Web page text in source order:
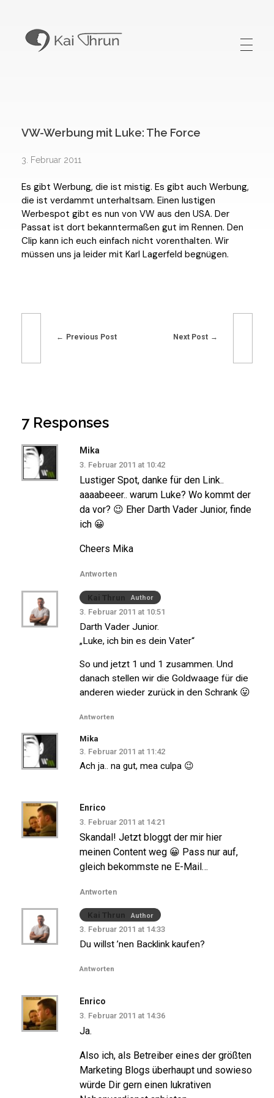
VW-Werbung mit Luke: The Force
3. Februar 2011
Es gibt Werbung, die ist mistig. Es gibt auch Werbung,
die ist verdammt unterhaltsam. Einen lustigen
Werbespot gibt es nun von VW aus den USA. Der
Passat ist dort bekanntermaßen gut im Rennen. Den
Clip kann ich euch einfach nicht vorenthalten. Wir
müssen uns ja leider mit Karl Lagerfeld begnügen.
Previous Post Next Post
7 Responses
Mika
3. Februar 2011 at 10:42
Lustiger Spot, danke für den Link..
aaaabeeer.. warum Luke? Wo kommt der
da vor? 😉 Eher Darth Vader Junior, finde
ich 😀
Cheers Mika
Antworten
Kai Thrun Author
3. Februar 2011 at 10:51
Darth Vader Junior.
„Luke, ich bin es dein Vater“
So und jetzt 1 und 1 zusammen. Und
danach stellen wir die Goldwaage für die
anderen wieder zurück in den Schrank 😛
Antworten
Mika
3. Februar 2011 at 11:42
Ach ja.. na gut, mea culpa 😉
Enrico
3. Februar 2011 at 14:21
Skandal! Jetzt bloggt der mir hier
meinen Content weg 😀 Pass nur auf,
gleich bekommste ne E-Mail…
Antworten
Kai Thrun Author
3. Februar 2011 at 14:33
Du willst ’nen Backlink kaufen?
Antworten
Enrico
3. Februar 2011 at 14:36
Ja.
Also ich, als Betreiber eines der größten
Marketing Blogs überhaupt und sowieso
würde Dir gern einen lukrativen